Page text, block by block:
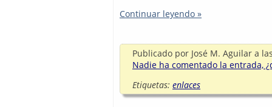
Continuar leyendo »
Publicado por José M. Aguilar a
Nadie ha comentado la entrada,
Etiquetas: enlaces